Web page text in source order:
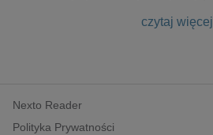
czytaj więcej
Nexto Reader
Polityka Prywatności